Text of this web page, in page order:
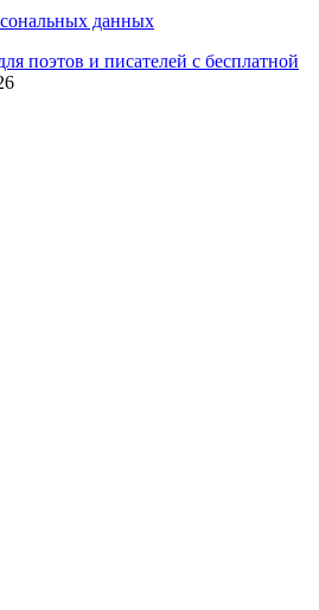
данных
поэтов и писателей с бесплатной